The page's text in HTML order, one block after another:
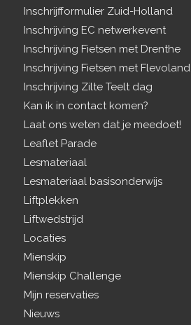
Inschrijfformulier Zuid-Holland
Inschrijving EC netwerkevent
Inschrijving Fietsen met Drenthe
Inschrijving Fietsen met Flevoland
Inschrijving Zilte Teelt dag
Kan ik in contact komen?
Laat ons weten dat je meedoet!
Leaflet Parade
Lesmateriaal
Lesmateriaal basisonderwijs
Liftplekken
Liftwedstrijd
Locaties
Mienskip
Mienskip Challenge
Mijn reservaties
Nieuws